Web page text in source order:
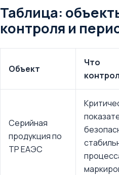
Таблица:
контроля и
Объект
Что
Серийная
продукция по
ТР ЕАЭС